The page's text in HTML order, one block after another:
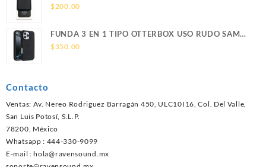
LEATHER WALLET MAGSAFE
$200.00
FUNDA 3 EN 1 TIPO OTTERBOX USO RUDO SAM
S26 ULTRA SAMSUNG S26 ULTRA
$350.00
Contacto
Ventas: Av. Nereo Rodriguez Barragán 450, ULC10I16, Col. Del Valle,
San Luis Potosí, S.L.P.
78200, México
Whatsapp : 444-330-9099
E-mail :hola@ravensound.mx